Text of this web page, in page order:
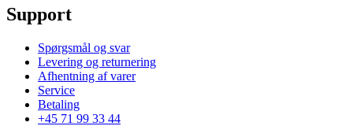
Support
Spørgsmål og svar
Levering og returnering
Afhentning af varer
Service
Betaling
+45 71 99 33 44